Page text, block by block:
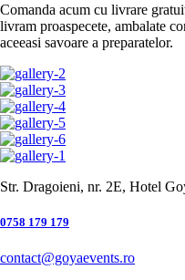
Comanda acum cu livrare
livram proaspecete, ambalate
aceeasi savoare a preparatelor.
Str. Dragoieni, nr. 2E, Hotel
0758 179 179
contact@goyaevents.ro
Garnituri
Desert
Adaugă în lista cu
(0)
Va rugam sa va
meniul zilei inainte de a-l
adauga in cos. Contine:
Ciorba – 450g Friptura –
120g…
29,00
Categorii